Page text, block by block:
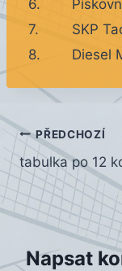
6.
7.
SKP
8.
Diesel
Navigace
pro
PŘEDCHOZÍ
tabulka po 12
Napsat